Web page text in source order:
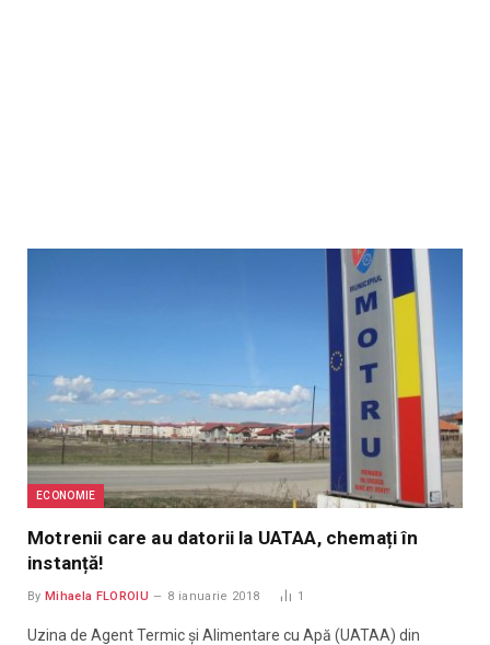
ECONOMIE
Motrenii care au datorii la UATAA, chemați în
instanță!
By Mihaela FLOROIU 8 ianuarie 2018 1
Uzina de Agent Termic și Alimentare cu Apă (UATAA) din